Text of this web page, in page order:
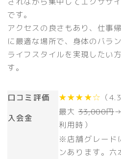
です。
アクセスの良さもあり、仕事
に最適な場所で、身体のバラ
ライフスタイルを実現したい
す。
口コミ評価 ★★★★☆ （
入会金
最大33,000円→
利用時）
※店舗グレード
ンあります。六